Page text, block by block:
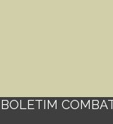
BOLETIM